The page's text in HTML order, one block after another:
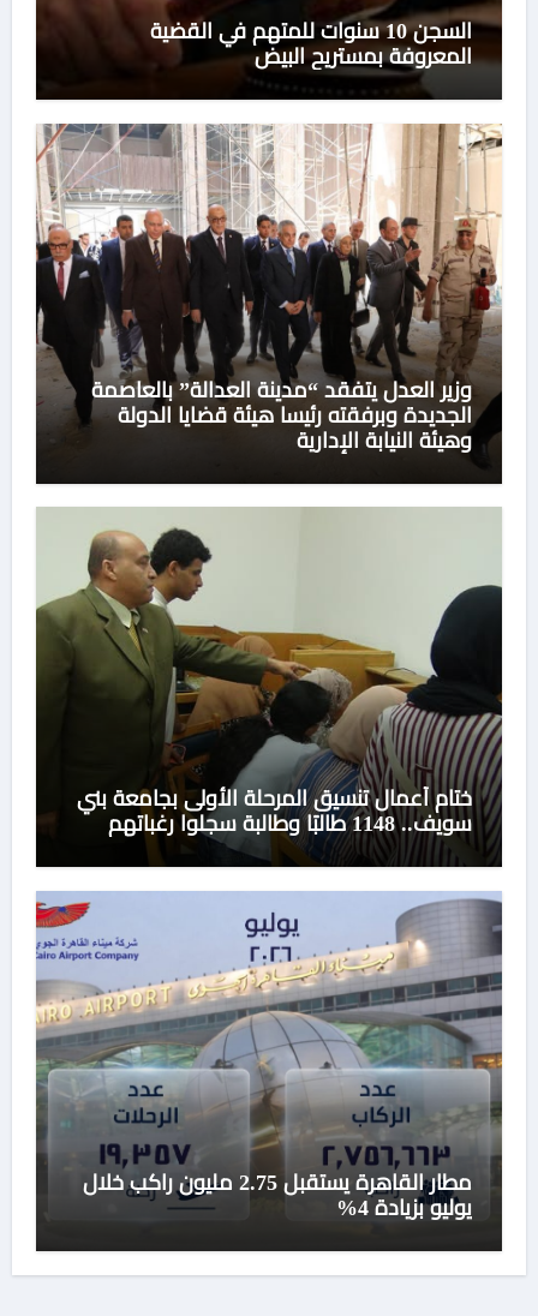
السجن 10 سنوات للمتهم في القضية
المعروفة بمستريح البيض
وزير العدل يتفقد “مدينة العدالة” بالعاصمة
الجديدة وبرفقته رئيسا هيئة قضايا الدولة
وهيئة النيابة الإدارية
ختام أعمال تنسيق المرحلة الأولى بجامعة بني
سويف.. 1148 طالبًا وطالبة سجلوا رغباتهم
مطار القاهرة يستقبل 2.75 مليون راكب خلال
يوليو بزيادة 4%